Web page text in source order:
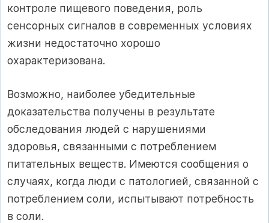
контроле пищевого поведения, роль
сенсорных сигналов в современных условиях
жизни недостаточно хорошо
охарактеризована.
Возможно, наиболее убедительные
доказательства получены в результате
обследования людей с нарушениями
здоровья, связанными с потреблением
питательных веществ. Имеются сообщения о
случаях, когда люди с патологией, связанной с
потреблением соли, испытывают потребность
в соли.